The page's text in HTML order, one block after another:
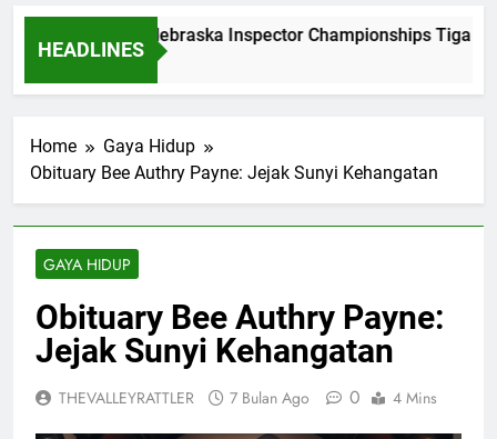
HEADLINES
Dominasi Nebraska Inspector Championships Tiga
2 Bulan Ago
Home
Gaya Hidup
Obituary Bee Authry Payne: Jejak Sunyi Kehangatan
GAYA HIDUP
Obituary Bee Authry Payne:
Jejak Sunyi Kehangatan
THEVALLEYRATTLER 7 Bulan Ago 0 4 Mins